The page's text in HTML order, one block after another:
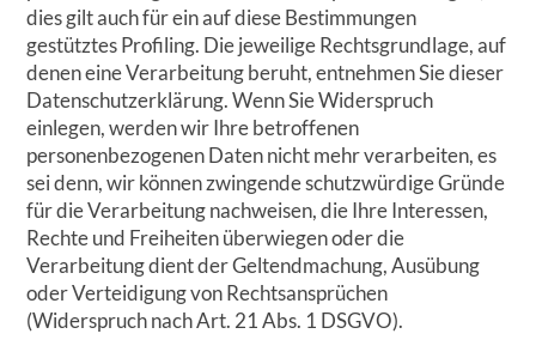
dies gilt auch für ein auf diese Bestimmungen
gestütztes Profiling. Die jeweilige Rechtsgrundlage, auf
denen eine Verarbeitung beruht, entnehmen Sie dieser
Datenschutzerklärung. Wenn Sie Widerspruch
einlegen, werden wir Ihre betroffenen
personenbezogenen Daten nicht mehr verarbeiten, es
sei denn, wir können zwingende schutzwürdige Gründe
für die Verarbeitung nachweisen, die Ihre Interessen,
Rechte und Freiheiten überwiegen oder die
Verarbeitung dient der Geltendmachung, Ausübung
oder Verteidigung von Rechtsansprüchen
(Widerspruch nach Art. 21 Abs. 1 DSGVO).